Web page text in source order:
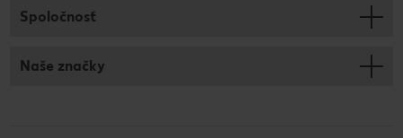
Spoločnosť
Naše značky